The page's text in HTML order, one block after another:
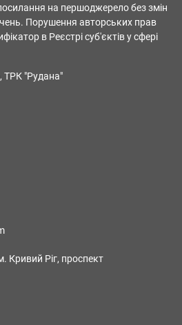
на першоджерело без змін
Порушення авторських прав
в Реєстрі суб'єктів у сфері
ТРК "Рудана"
Кривий Ріг, проспект